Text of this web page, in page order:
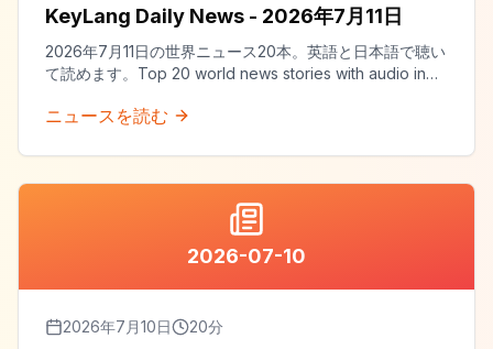
KeyLang Daily News - 2026年7月11日
2026年7月11日の世界ニュース20本。英語と日本語で聴い
て読めます。Top 20 world news stories with audio in
ニュースを読む
2026-07-10
2026年7月10日 20分